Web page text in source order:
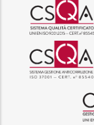
Logo
Logo